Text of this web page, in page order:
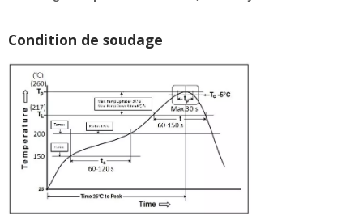
Condition de soudage